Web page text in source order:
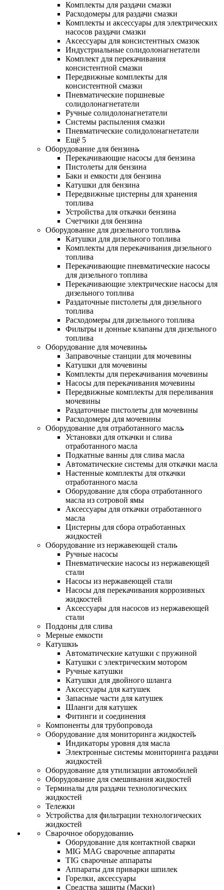
Комплекты для раздачи смазки
Расходомеры для раздачи смазки
Комплекты и аксессуары для электрических
насосов раздачи смазки
Аксессуары для консистентных смазок
Индустриальные солидолонагнетатели
Комплект для перекачивания
консистентной смазки
Передвижные комплекты для
консистентной смазки
Пневматические поршневые
солидолонагнетатели
Ручные солидолонагнетатели
Системы распыления смазки
Пневматические солидолонагнетатели
Ещё 5
Оборудование для бензина
Перекачивающие насосы для бензина
Пистолеты для бензина
Баки и емкости для бензина
Катушки для бензина
Передвижные цистерны для хранения
топлива
Устройства для откачки бензина
Счетчики для бензина
Оборудование для дизельного топлива
Катушки для дизельного топлива
Комплекты для перекачивания дизельного
топлива
Перекачивающие пневматические насосы
для дизельного топлива
Перекачивающие электрические насосы для
дизельного топлива
Раздаточные пистолеты для дизельного
топлива
Расходомеры для дизельного топлива
Фильтры и донные клапаны для дизельного
топлива
Оборудование для мочевины
Заправочные станции для мочевины
Катушки для мочевины
Комплекты для перекачивания мочевины
Насосы для перекачивания мочевины
Передвижные комплекты для переливания
мочевины
Раздаточные пистолеты для мочевины
Расходомеры для мочевины
Оборудование для отработанного масла
Установки для откачки и слива
отработанного масла
Подкатные ванны для слива масла
Автоматические системы для откачки масла
Настенные комплекты для откачки
отработанного масла
Оборудование для сбора отработанного
масла из сотровой ямы
Аксессуары для откачки отработанного
масла
Цистерны для сбора отработанных
жидкостей
Оборудование из нержавеющей стали
Ручные насосы
Пневматические насосы из нержавеющей
стали
Насосы из нержавеющей стали
Насосы для перекачивания коррозивных
жидкостей
Аксессуары для насосов из нержавеющей
стали
Поддоны для слива
Мерные емкости
Катушки
Автоматические катушки с пружиной
Катушки с электрическим мотором
Ручные катушки
Катушки для двойного шланга
Аксессуары для катушек
Запасные части для катушек
Шланги для катушек
Фитинги и соединения
Компоненты для трубопровода
Оборудование для мониторинга жидкостей
Индикаторы уровня для масла
Электронные системы мониторинга раздачи
жидкостей
Оборудование для утилизации автомобилей
Оборудование для смешивания жидкостей
Терминалы для раздачи технологических
жидкостей
Тележки
Устройства для фильтрации технологических
жидкостей
Сварочное оборудование
Оборудование для контактной сварки
MIG MAG сварочные аппараты
TIG сварочные аппараты
Аппараты для приварки шпилек
Горелки, аксессуары
Средства защиты (Маски)